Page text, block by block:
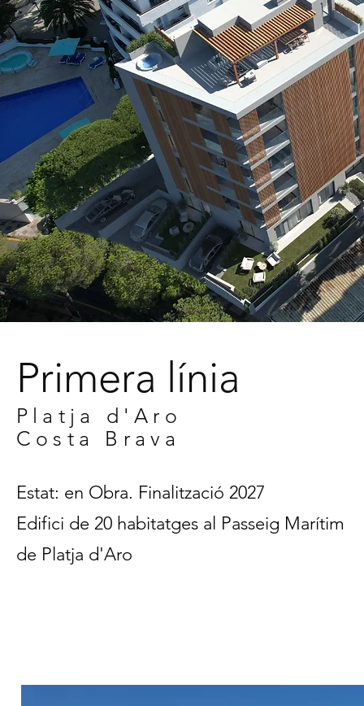
Primera línia
Platja d'Aro
Costa Brava
Estat: en Obra. Finalització 2027
Edifici de 20 habitatges al Passeig Marítim
de Platja d'Aro